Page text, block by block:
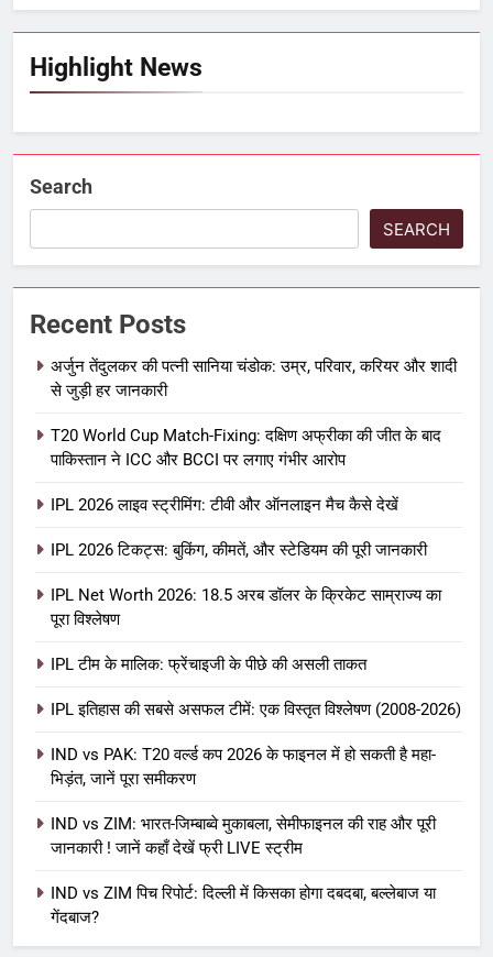
Highlight News
Search
SEARCH
Recent Posts
अर्जुन तेंदुलकर की पत्नी सानिया चंडोक: उम्र, परिवार, करियर और शादी
से जुड़ी हर जानकारी
T20 World Cup Match-Fixing: दक्षिण अफ्रीका की जीत के बाद
पाकिस्तान ने ICC और BCCI पर लगाए गंभीर आरोप
IPL 2026 लाइव स्ट्रीमिंग: टीवी और ऑनलाइन मैच कैसे देखें
IPL 2026 टिकट्स: बुकिंग, कीमतें, और स्टेडियम की पूरी जानकारी
IPL Net Worth 2026: 18.5 अरब डॉलर के क्रिकेट साम्राज्य का
पूरा विश्लेषण
IPL टीम के मालिक: फ्रेंचाइजी के पीछे की असली ताकत
IPL इतिहास की सबसे असफल टीमें: एक विस्तृत विश्लेषण (2008-2026)
IND vs PAK: T20 वर्ल्ड कप 2026 के फाइनल में हो सकती है महा-
भिड़ंत, जानें पूरा समीकरण
IND vs ZIM: भारत-जिम्बाब्वे मुकाबला, सेमीफाइनल की राह और पूरी
जानकारी ! जानें कहाँ देखें फ्री LIVE स्ट्रीम
IND vs ZIM पिच रिपोर्ट: दिल्ली में किसका होगा दबदबा, बल्लेबाज या
गेंदबाज?
IPL Net Worth 2026: 18.5 अरब डॉलर
आईपीएल 2026 क्रिकेट
IPL टीम के मालिक: फ्रेंचाइजी के पीछे की
असली ताकत
आईपीएल 2026 क्रिकेट
IPL इतिहास की सबसे असफल टीमें: एक